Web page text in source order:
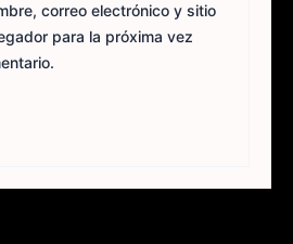
correo electrónico y sitio
para la próxima vez